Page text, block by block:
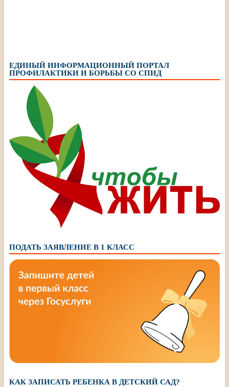
ЕДИНЫЙ ИНФОРМАЦИОННЫЙ ПОРТАЛ
ПРОФИЛАКТИКИ И БОРЬБЫ СО СПИД
ПОДАТЬ ЗАЯВЛЕНИЕ В 1 КЛАСС
КАК ЗАПИСАТЬ РЕБЕНКА В ДЕТСКИЙ САД?